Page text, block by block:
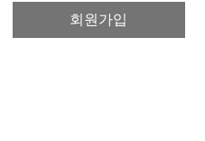
회원가입